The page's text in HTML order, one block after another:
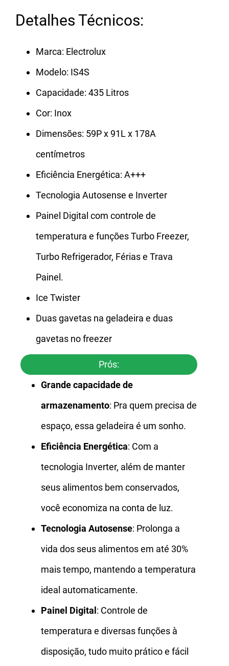
Detalhes Técnicos:
Marca: Electrolux
Modelo: IS4S
Capacidade: 435 Litros
Cor: Inox
Dimensões: 59P x 91L x 178A
centímetros
Eficiência Energética: A+++
Tecnologia Autosense e Inverter
Painel Digital com controle de
temperatura e funções Turbo Freezer,
Turbo Refrigerador, Férias e Trava
Painel.
Ice Twister
Duas gavetas na geladeira e duas
gavetas no freezer
Prós:
Grande capacidade de
armazenamento: Pra quem precisa de
espaço, essa geladeira é um sonho.
Eficiência Energética: Com a
tecnologia Inverter, além de manter
seus alimentos bem conservados,
você economiza na conta de luz.
Tecnologia Autosense: Prolonga a
vida dos seus alimentos em até 30%
mais tempo, mantendo a temperatura
ideal automaticamente.
Painel Digital : Controle de
temperatura e diversas funções à
disposição, tudo muito prático e fácil